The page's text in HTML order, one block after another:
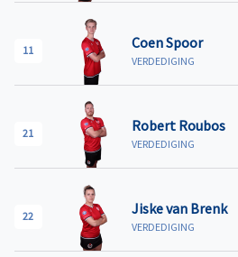
11 Coen Spoor
VERDEDIGING
21 Robert Roubos
VERDEDIGING
22 Jiske van Brenk
VERDEDIGING